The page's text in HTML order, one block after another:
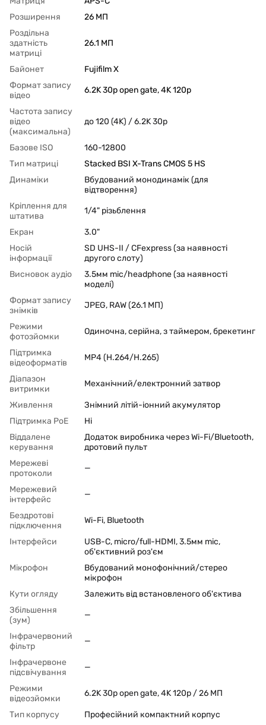
Розширення
26 МП
Роздільна
здатність
матриці
26.1 МП
Байонет
Fujifilm X
Формат запису
відео
6.2K 30p open gate, 4K 120p
Частота запису
відео
(максимальна)
до 120 (4K) / 6.2K 30p
Базове ISO
160-12800
Тип матриці
Stacked BSI X-Trans CMOS 5 HS
Динаміки
Вбудований монодинамік (для
відтворення)
Кріплення для
штатива
1/4" різьблення
Екран
3.0"
Носій
інформації
SD UHS-II / CFexpress (за наявності
другого слоту)
Висновок аудіо
3.5мм mic/headphone (за наявності
моделі)
Формат запису
знімків
JPEG, RAW (26.1 МП)
Режими
фотозйомки
Одиночна, серійна, з таймером, брекетинг
Підтримка
відеоформатів
MP4 (H.264/H.265)
Діапазон
витримки
Механічний/електронний затвор
Живлення
Знімний літій-іонний акумулятор
Підтримка PoЕ
Ні
Віддалене
керування
Додаток виробника через Wi-Fi/Bluetooth,
дротовий пульт
Мережеві
протоколи
—
Мережевий
інтерфейс
—
Бездротові
підключення
Wi-Fi, Bluetooth
Інтерфейси
USB-C, micro/full-HDMI, 3.5мм mic,
об'єктивний роз'єм
Мікрофон
Вбудований монофонічний/стерео
мікрофон
Кути огляду
Залежить від встановленого об'єктива
Збільшення
(зум)
—
Інфрачервоний
фільтр
—
Інфрачервоне
підсвічування
—
Режими
відеозйомки
6.2K 30p open gate, 4K 120p / 26 МП
Тип корпусу
Професійний компактний корпус